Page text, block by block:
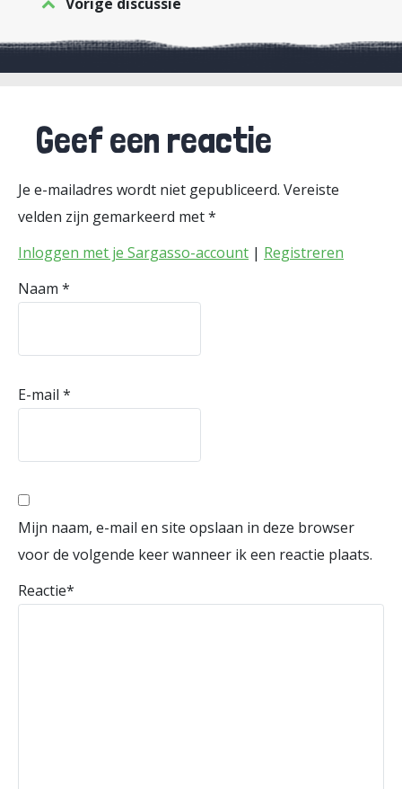
Geef een reactie
Je e-mailadres wordt niet gepubliceerd. Vereiste
velden zijn gemarkeerd met*
Inloggen met je Sargasso-account | Registreren
Naam *
E-mail *
Mijn naam, e-mail en site opslaan in deze browser
voor de volgende keer wanneer ik een reactie plaats.
Reactie*